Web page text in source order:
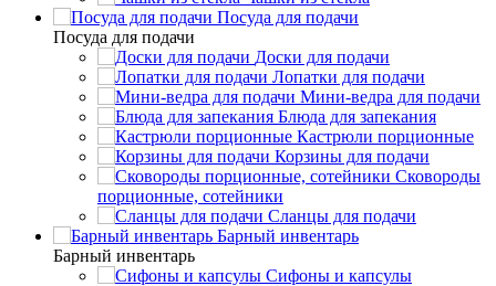
Посуда для подачи
Посуда для подачи
Доски для подачи
Лопатки для подачи
Мини-ведра для подачи
Блюда для запекания
Кастрюли порционные
Корзины для подачи
Сковороды
порционные, сотейники
Сланцы для подачи
Барный инвентарь
Барный инвентарь
Сифоны и капсулы